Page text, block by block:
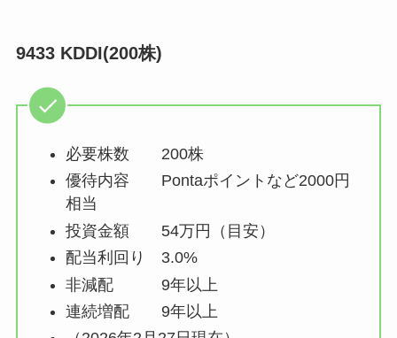
9433 KDDI(200株)
必要株数 200株
優待内容 Pontaポイントなど2000円
相当
投資金額 54万円（目安）
配当利回り 3.0%
非減配 9年以上
連続増配 9年以上